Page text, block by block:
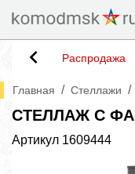
Распродажа
Главная / Стеллажи /
СТЕЛЛАЖ С
Артикул 1609444